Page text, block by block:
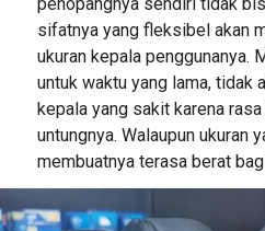
sifatnya yang fleksibel akan
ukuran kepala penggunanya.
untuk waktu yang lama, tidak
kepala yang sakit karena
untungnya. Walaupun ukuran
membuatnya terasa berat